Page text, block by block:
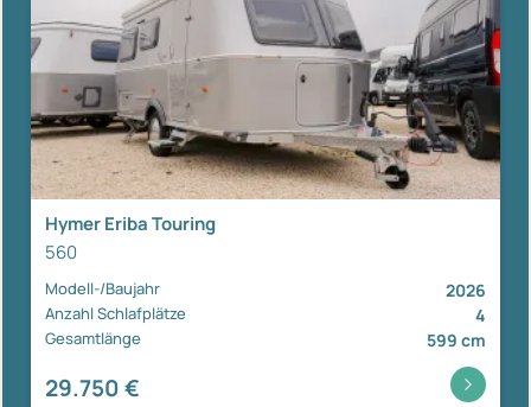
Hymer Eriba Touring
560
Modell-/Baujahr 2026
Anzahl Schlafplätze 4
Gesamtlänge 599 cm
29.750 €